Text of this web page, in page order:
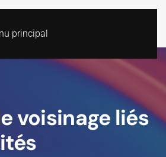
principal
voisinage liés